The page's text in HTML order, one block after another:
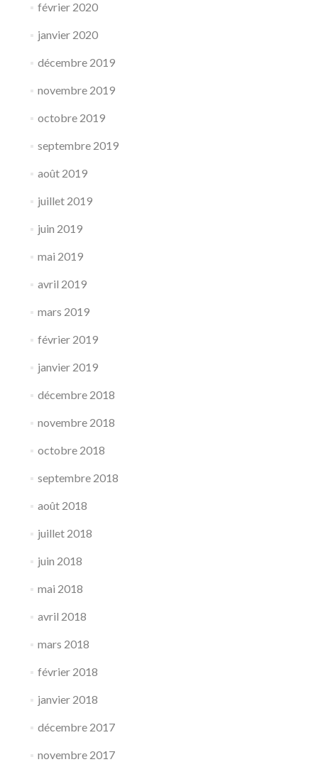
février 2020
janvier 2020
décembre 2019
novembre 2019
octobre 2019
septembre 2019
août 2019
juillet 2019
juin 2019
mai 2019
avril 2019
mars 2019
février 2019
janvier 2019
décembre 2018
novembre 2018
octobre 2018
septembre 2018
août 2018
juillet 2018
juin 2018
mai 2018
avril 2018
mars 2018
février 2018
janvier 2018
décembre 2017
novembre 2017